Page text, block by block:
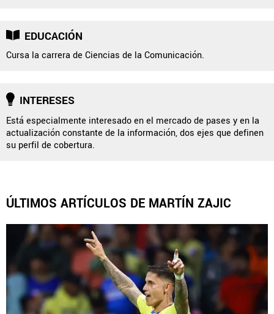
América.
Esta sección no tiene relación alguna con el club. Para visitar
el sitio oficialhaz click aquí
Términos y Condiciones
Política Editorial
Ad Choices
EDUCACIÓN
Cursa la carrera de Ciencias de la Comunicación.
INTERESES
Está especialmente interesado en el mercado de pases y en la
actualización constante de la información, dos ejes que definen
su perfil de cobertura.
ÚLTIMOS ARTÍCULOS DE MARTÍN ZAJIC